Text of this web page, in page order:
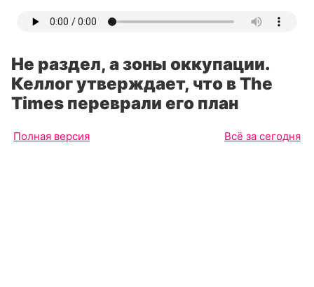
Не раздел, а зоны оккупации.
Келлог утверждает, что в The
Times переврали его план
Полная версия Всё за сегодня